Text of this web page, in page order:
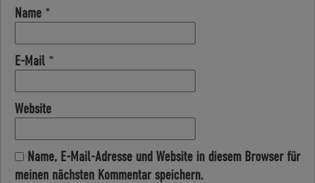
Name *
E-Mail *
Website
Name, E-Mail-Adresse und Website in diesem Browser für
meinen nächsten Kommentar speichern.